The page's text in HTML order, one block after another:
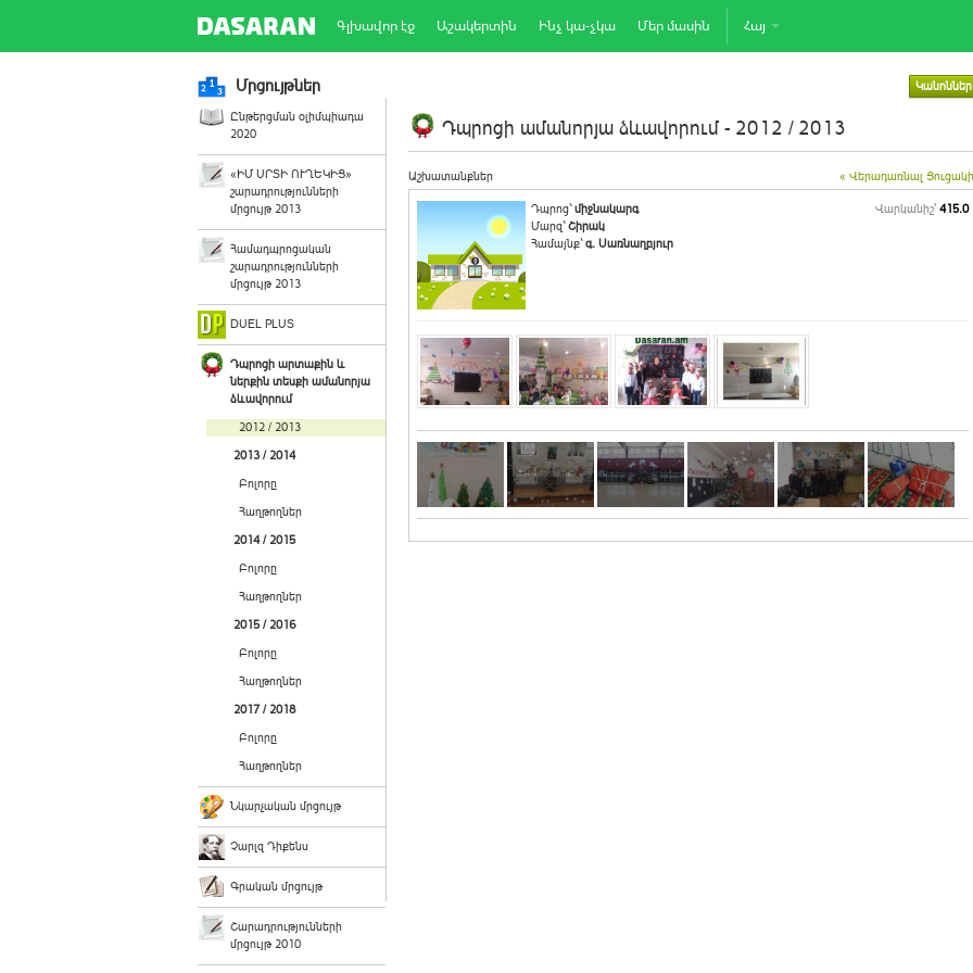
Գլխավոր էջ Աշակերտին Ինչ կա-չկա Մեր մասին Հայ
Մրցույթներ Կանոններ
Ընթերցման օլիմպիադա
2020
«ԻՄ ՍՐՏԻ ՈՒՂԵԿԻՑ»
շարադրությունների
մրցույթ 2013
Համադպրոցական
շարադրությունների
մրցույթ 2013
DUEL PLUS
Դպրոցի արտաքին և
ներքին տեսքի ամանորյա
ձևավորում
2012 / 2013
2013 / 2014
Բոլորը
Հաղթողներ
2014 / 2015
Բոլորը
Հաղթողներ
2015 / 2016
Բոլորը
Հաղթողներ
2017 / 2018
Բոլորը
Հաղթողներ
Նկարչական մրցույթ
Չարլզ Դիքենս
Գրական մրցույթ
Շարադրությունների
մրցույթ 2010
Դպրոցի ամանորյա ձևավորում - 2012 / 2013
Աշխատանքներ « Վերադառնալ
Դպրոց`միջնակարգ
Մարզ`Շիրակ
Համայնք`գ. Սառնաղբյուր
Վարկանիշ՝ 415.0